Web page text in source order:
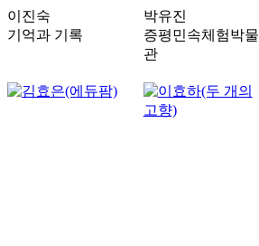
이진숙
기억과 기록
박유진
증평민속체험박물
관